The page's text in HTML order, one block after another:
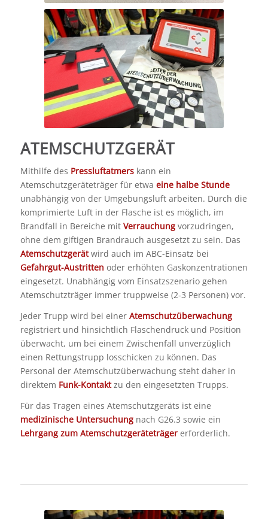
ATEMSCHUTZGERÄT
Mithilfe des Pressluftatmerskann ein
Atemschutzgeräteträger für etwa eine halbe Stunde
unabhängig von der Umgebungsluft arbeiten. Durch die
komprimierte Luft in der Flasche ist es möglich, im
Brandfall in Bereiche mit Verrauchungvorzudringen,
ohne dem giftigen Brandrauch ausgesetzt zu sein. Das
Atemschutzgerätwird auch im ABC-Einsatz bei
Gefahrgut-Austritten oder erhöhten Gaskonzentrationen
eingesetzt. Unabhängig vom Einsatzszenario gehen
Atemschutzträger immer truppweise (2-3 Personen) vor.
Jeder Trupp wird bei einer Atemschutzüberwachung
registriert und hinsichtlich Flaschendruck und Position
überwacht, um bei einem Zwischenfall unverzüglich
einen Rettungstrupp losschicken zu können. Das
Personal der Atemschutzüberwachung steht daher in
direktem Funk-Kontaktzu den eingesetzten Trupps.
Für das Tragen eines Atemschutzgeräts ist eine
medizinische Untersuchungnach G26.3 sowie ein
Lehrgang zum Atemschutzgeräteträgererforderlich.